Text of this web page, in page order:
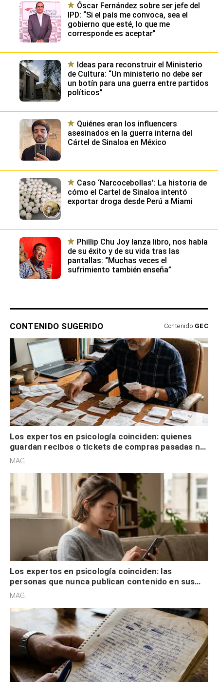
Óscar Fernández sobre ser jefe del
IPD: “Si el país me convoca, sea el
gobierno que esté, lo que me
corresponde es aceptar”
Ideas para reconstruir el Ministerio
de Cultura: “Un ministerio no debe ser
un botín para una guerra entre partidos
políticos”
Quiénes eran los influencers
asesinados en la guerra interna del
Cártel de Sinaloa en México
Caso ‘Narcocebollas’: La historia de
cómo el Cartel de Sinaloa intentó
exportar droga desde Perú a Miami
Phillip Chu Joy lanza libro, nos habla
de su éxito y de su vida tras las
pantallas: “Muchas veces el
sufrimiento también enseña”
CONTENIDO SUGERIDO Contenido GEC
Los expertos en psicología coinciden: quienes
guardan recibos o tickets de compras pasadas no
son acumuladores, sino que tienen necesidad de
MAG.
Los expertos en psicología coinciden: las
personas que nunca publican contenido en sus
redes sociales no pretenden buscar validación
MAG.